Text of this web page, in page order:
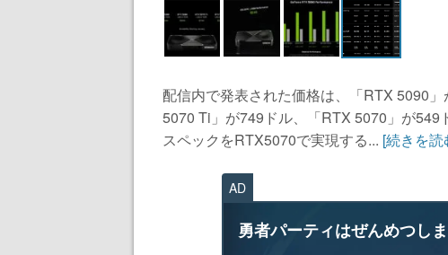
配信内で発表された価格は、「RTX 5090
5070 Ti」が749ドル、「RTX 5070」が
スペックをRTX5070で実現する... [続きを読
AD
勇者パーティはぜんめつしま